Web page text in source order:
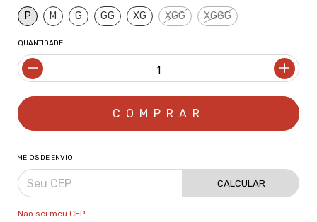
P M G GG XG XGG XGGG
QUANTIDADE
MEIOS DE ENVIO
CALCULAR
Não sei meu CEP